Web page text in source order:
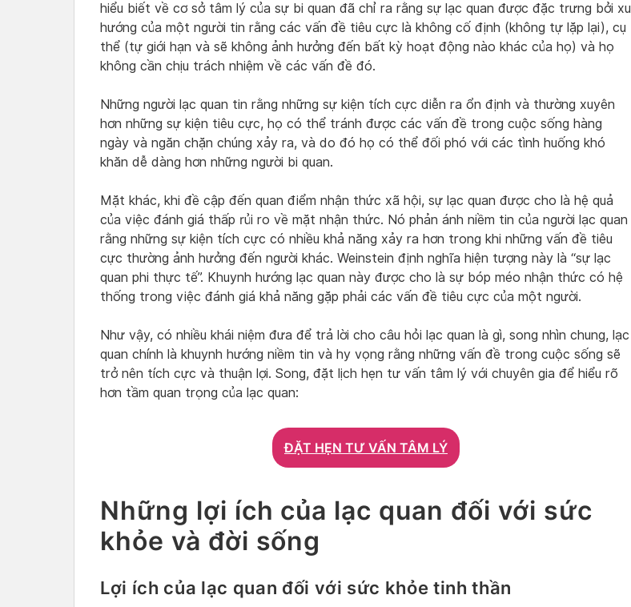
hiểu biết về cơ sở tâm lý của sự bi quan đã chỉ ra rằng sự lạc quan được đặc trưng bởi xu
hướng của một người tin rằng các vấn đề tiêu cực là không cố định (không tự lặp lại), cụ
thể (tự giới hạn và sẽ không ảnh hưởng đến bất kỳ hoạt động nào khác của họ) và họ
không cần chịu trách nhiệm về các vấn đề đó.
Những người lạc quan tin rằng những sự kiện tích cực diễn ra ổn định và thường xuyên
hơn những sự kiện tiêu cực, họ có thể tránh được các vấn đề trong cuộc sống hàng
ngày và ngăn chặn chúng xảy ra, và do đó họ có thể đối phó với các tình huống khó
khăn dễ dàng hơn những người bi quan.
Mặt khác, khi đề cập đến quan điểm nhận thức xã hội, sự lạc quan được cho là hệ quả
của việc đánh giá thấp rủi ro về mặt nhận thức. Nó phản ánh niềm tin của người lạc quan
rằng những sự kiện tích cực có nhiều khả năng xảy ra hơn trong khi những vấn đề tiêu
cực thường ảnh hưởng đến người khác. Weinstein định nghĩa hiện tượng này là “sự lạc
quan phi thực tế”. Khuynh hướng lạc quan này được cho là sự bóp méo nhận thức có hệ
thống trong việc đánh giá khả năng gặp phải các vấn đề tiêu cực của một người.
Như vậy, có nhiều khái niệm đưa để trả lời cho câu hỏi lạc quan là gì, song nhìn chung, lạc
quan chính là khuynh hướng niềm tin và hy vọng rằng những vấn đề trong cuộc sống sẽ
trở nên tích cực và thuận lợi. Song, đặt lịch hẹn tư vấn tâm lý với chuyên gia để hiểu rõ
hơn tầm quan trọng của lạc quan:
ĐẶT HẸN TƯ VẤN TÂM LÝ
Những lợi ích của lạc quan đối với sức
khỏe và đời sống
Lợi ích của lạc quan đối với sức khỏe tinh thần